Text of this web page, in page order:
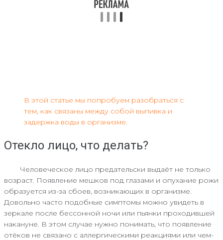
В этой статье мы попробуем разобраться с
тем, как связаны между собой выпивка и
задержка воды в организме.
Отекло лицо, что делать?
Человеческое лицо предательски выдаёт не только
возраст. Появление мешков под глазами и опухание рожи
образуется из-за сбоев, возникающих в организме.
Довольно часто подобные симптомы можно увидеть в
зеркале после бессонной ночи или пьянки проходившей
накануне. В этом случае нужно понимать, что появление
отёков не связано с аллергическими реакциями или чем-